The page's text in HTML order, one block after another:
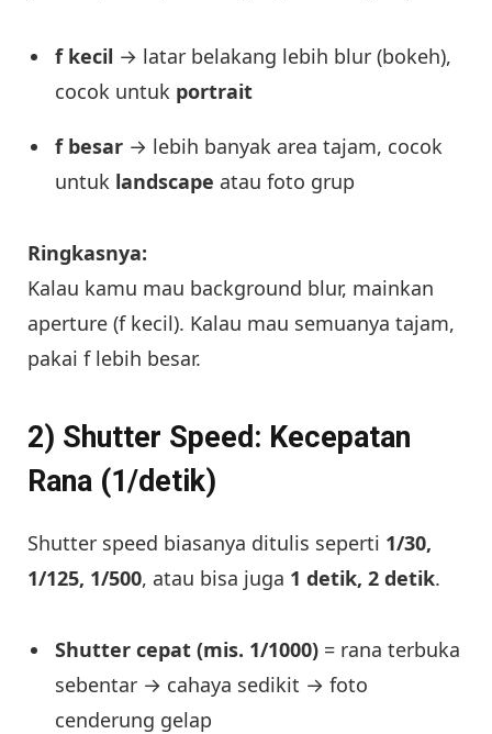
f kecil → latar belakang lebih blur (bokeh),
cocok untuk portrait
f besar → lebih banyak area tajam, cocok
untuk landscape atau foto grup
Ringkasnya:
Kalau kamu mau background blur, mainkan
aperture (f kecil). Kalau mau semuanya tajam,
pakai f lebih besar.
2) Shutter Speed: Kecepatan
Rana (1/detik)
Shutter speed biasanya ditulis seperti 1/30,
1/125, 1/500, atau bisa juga 1 detik, 2 detik.
Shutter cepat (mis. 1/1000) = rana terbuka
sebentar → cahaya sedikit → foto
cenderung gelap